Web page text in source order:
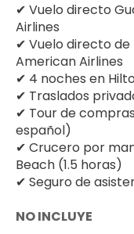
✔ Vuelo directo
Airlines
✔ Vuelo directo
American Airlines
✔ 4 noches en
✔ Traslados
✔ Tour de
español)
✔ Crucero por
Beach (1.5 horas)
✔ Seguro de
NO INCLUYE